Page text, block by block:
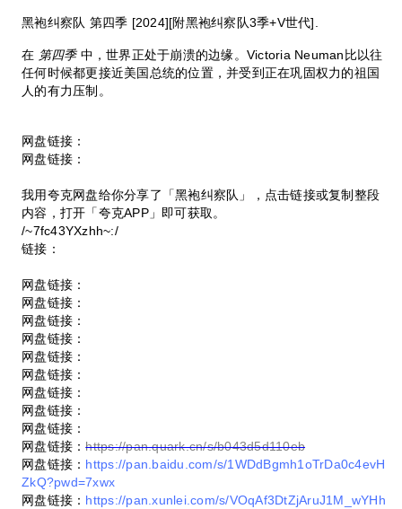
黑袍纠察队 第四季 [2024][附黑袍纠察队3季+V世代].
在 第四季中，世界正处于崩溃的边缘。Victoria Neuman比以往
任何时候都更接近美国总统的位置，并受到正在巩固权力的祖国
人的有力压制。
网盘链接：
网盘链接：
我用夸克网盘给你分享了「黑袍纠察队」，点击链接或复制整段
内容，打开「夸克APP」即可获取。
/~7fc43YXzhh~:/
链接：
网盘链接：
网盘链接：
网盘链接：
网盘链接：
网盘链接：
网盘链接：
网盘链接：
网盘链接：
网盘链接：
网盘链接：https://pan.quark.cn/s/b043d5d110eb
网盘链接： https://pan.baidu.com/s/1WDdBgmh1oTrDa0c4evH
ZkQ?pwd=7xwx
网盘链接： https://pan.xunlei.com/s/VOqAf3DtZjAruJ1M_wYHh